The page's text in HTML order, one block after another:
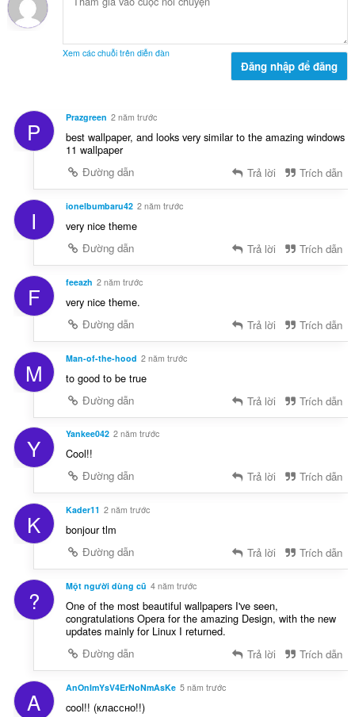
Xem các chuỗi trên diễn đàn
Đăng nhập để đăng
P Prazgreen 2 năm trước
best wallpaper, and looks very similar to the amazing windows
11 wallpaper
Đường dẫn
Trả lời Trích dẫn
I ionelbumbaru42 2 năm trước
very nice theme
Đường dẫn
Trả lời Trích dẫn
F feeazh 2 năm trước
very nice theme.
Đường dẫn
Trả lời Trích dẫn
M Man-of-the-hood 2 năm trước
to good to be true
Đường dẫn
Trả lời Trích dẫn
Y Yankee042 2 năm trước
Cool!!
Đường dẫn
Trả lời Trích dẫn
K Kader11 2 năm trước
bonjour tlm
Đường dẫn
Trả lời Trích dẫn
? Một người dùng cũ 4 năm trước
One of the most beautiful wallpapers I've seen,
congratulations Opera for the amazing Design, with the new
updates mainly for Linux I returned.
Đường dẫn
Trả lời Trích dẫn
A AnOnImYsV4ErNoNmAsKe 5 năm trước
cool!! (классно!!)